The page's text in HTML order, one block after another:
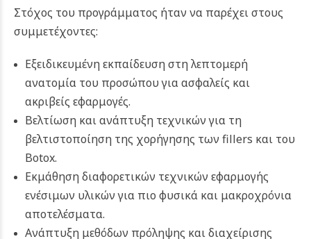
Στόχος του προγράμματος ήταν να παρέχει στους
συμμετέχοντες:
Εξειδικευμένη εκπαίδευση στη λεπτομερή
ανατομία του προσώπου για ασφαλείς και
ακριβείς εφαρμογές.
Βελτίωση και ανάπτυξη τεχνικών για τη
βελτιστοποίηση της χορήγησης των fillers και του
Botox.
Εκμάθηση διαφορετικών τεχνικών εφαρμογής
ενέσιμων υλικών για πιο φυσικά και μακροχρόνια
αποτελέσματα.
Ανάπτυξη μεθόδων πρόληψης και διαχείρισης